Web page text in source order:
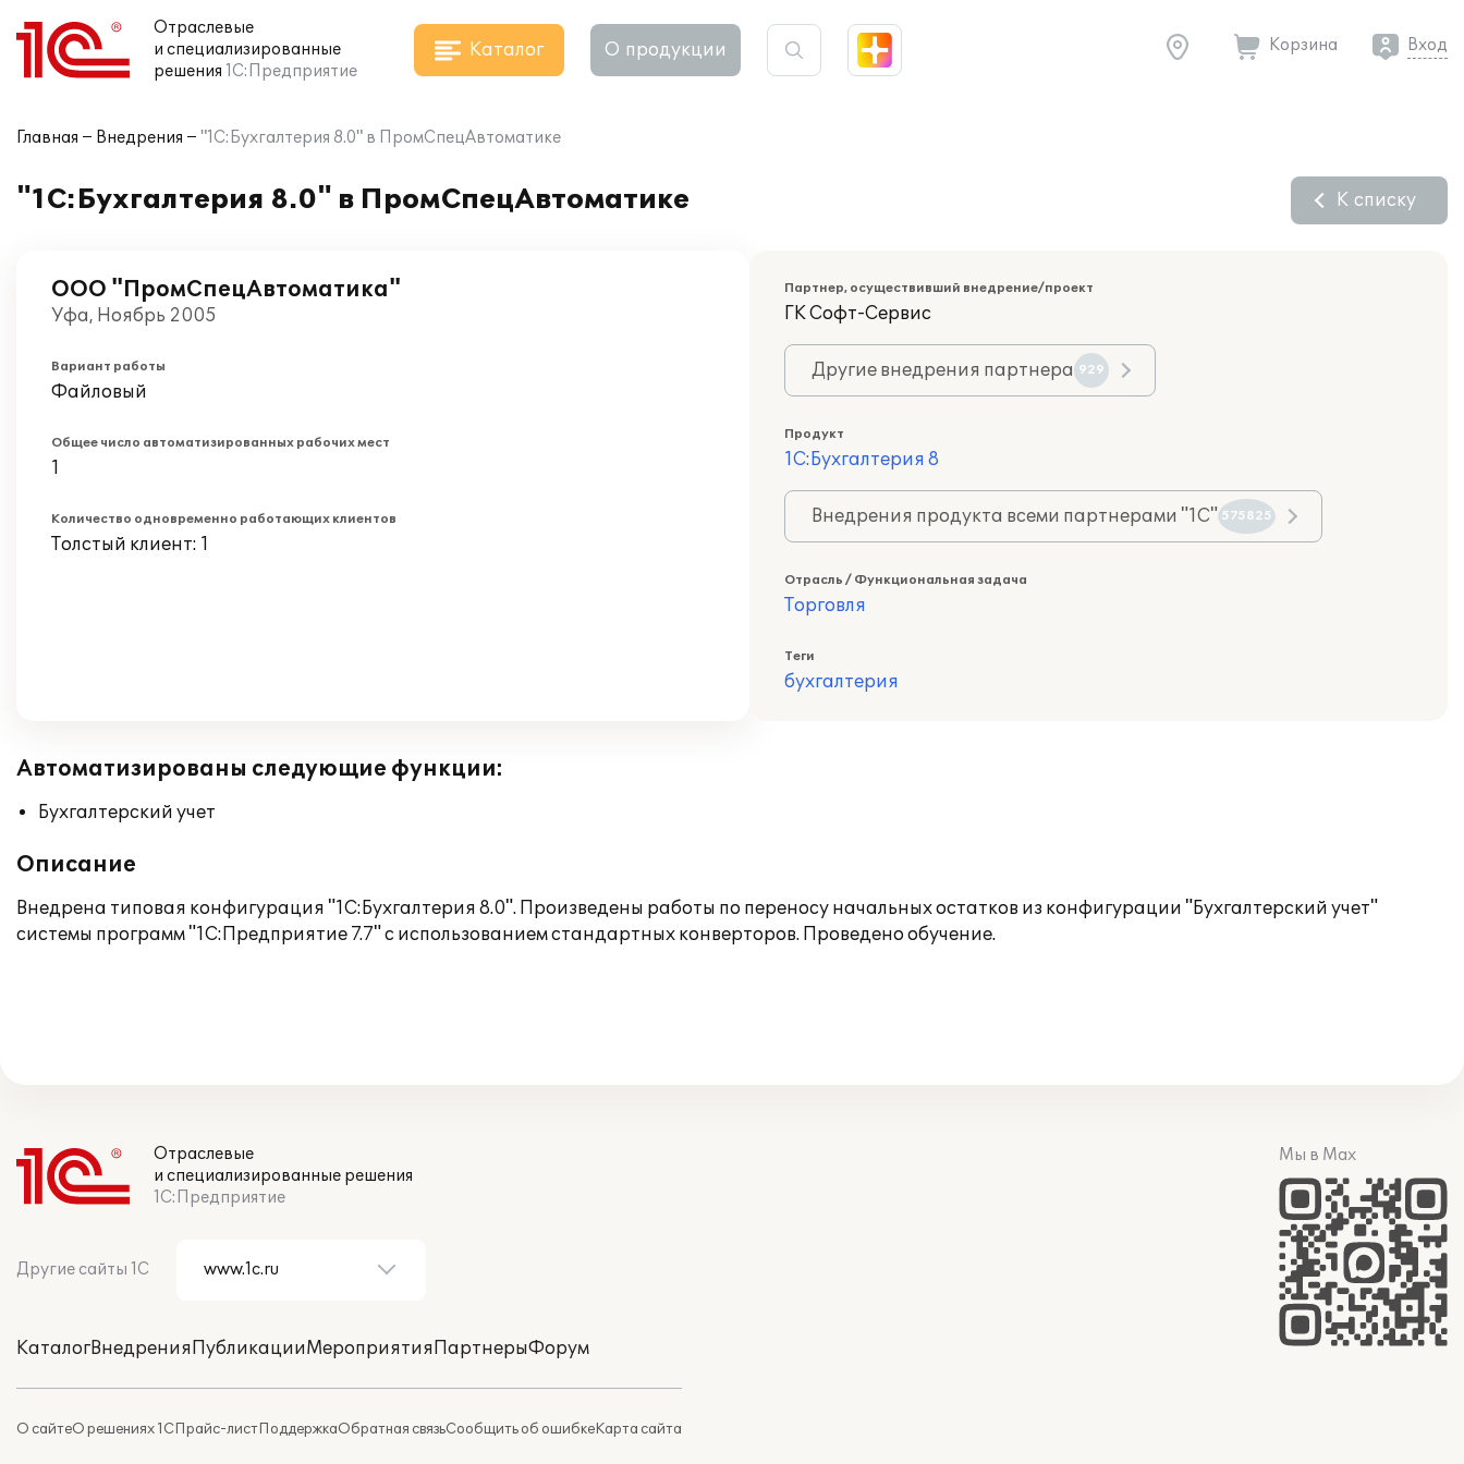
Отраслевые
и специализированные
решения 1С:Предприятие
Каталог О продукции Корзина Вход
Главная Внедрения "1С:Бухгалтерия 8.0" в ПромСпецАвтоматике
"1С:Бухгалтерия 8.0" в ПромСпецАвтоматике К списку
ООО "ПромСпецАвтоматика"
Уфа, Ноябрь 2005
Вариант работы
Файловый
Общее число автоматизированных рабочих мест
1
Количество одновременно работающих клиентов
Толстый клиент: 1
Партнер, осуществивший внедрение/проект
ГK Софт-Сервис
Другие внедрения партнера 929
Продукт
1С:Бухгалтерия 8
Внедрения продукта всеми партнерами "1С" 575825
Отрасль / Функциональная задача
Торговля
Теги
бухгалтерия
Автоматизированы следующие функции:
Бухгалтерский учет
Описание
Внедрена типовая конфигурация "1С:Бухгалтерия 8.0". Произведены работы по переносу начальных остатков из конфигурации "Бухгалтерский учет"
системы программ "1С:Предприятие 7.7" с использованием стандартных конверторов. Проведено обучение.
Отраслевые
и специализированные решения
1С:Предприятие
Другие сайты 1С
КаталогВнедренияПубликацииМероприятияПартнерыФорум
О сайтеО решениях 1СПрайс-листПоддержкаОбратная связьСообщить об ошибкеКарта сайта
Мы в Max